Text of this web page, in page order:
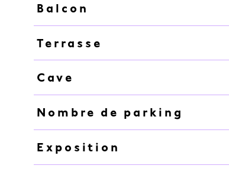
Balcon
Terrasse
Cave
Nombre de parking
Exposition